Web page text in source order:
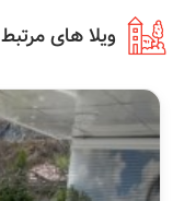
ویلا های مرتبط